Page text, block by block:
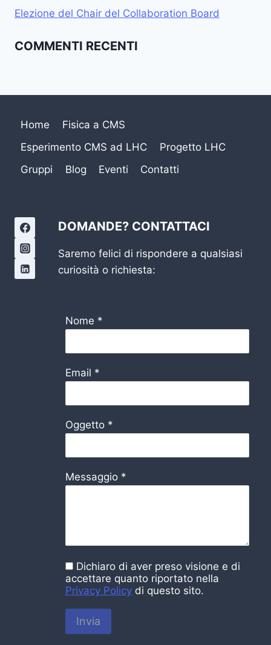
Elezione del Chair del Collaboration Board
COMMENTI RECENTI
Home
Fisica a CMS
Esperimento CMS ad LHC
Progetto LHC
Gruppi
Blog Eventi Contatti
DOMANDE? CONTATTACI
Saremo felici di rispondere a qualsiasi
curiosità o richiesta:
Nome *
Email *
Oggetto *
Messaggio *
Dichiaro di aver preso visione e di
accettare quanto riportato nella
Privacy Policydi questo sito.
Invia